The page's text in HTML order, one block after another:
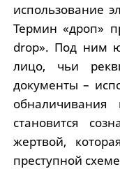
использование
Термин «дроп»
drop». Под ним
лицо, чьи
документы –
становится
жертвой,
преступной